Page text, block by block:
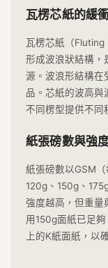
瓦楞芯紙的緩
瓦楞芯紙（
形成波浪狀結構，
源。波浪形結構在
品。芯紙的波高與
不同楞型提供不同
紙張磅數與強
紙張磅數以GSM
120g、150g、
強度越高，但重量
用150g面紙已足
上的K紙面紙，以